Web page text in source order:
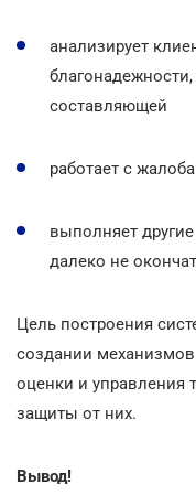
анализирует
составляющей
работает с
выполняет
далеко не
Цель построения
создании
оценки и управления
защиты от них.
Вывод!